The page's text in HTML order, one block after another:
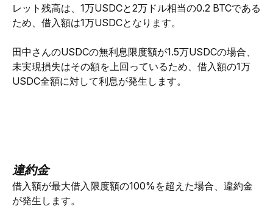
レット残高は、1万USDCと2万ドル相当の0.2 BTCである
ため、借入額は1万USDCとなります。
田中さんのUSDCの無利息限度額が1.5万USDCの場合、
未実現損失はその額を上回っているため、借入額の1万
USDC全額に対して利息が発生します。
違約金
借入額が最大借入限度額の100%を超えた場合、違約金
が発生します。